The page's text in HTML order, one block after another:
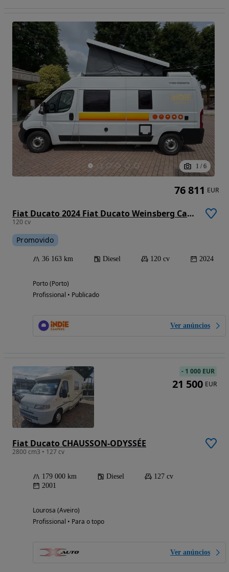
1 / 6
Fiat Ducato 2024 Fiat Ducato Weinsberg Carabus | Manual | Techo Elevable
120 cv
Promovido
36 163 km Diesel 120 cv 2024
Porto (Porto)
Profissional • Publicado
Ver anúncios
76 811 EUR
Fiat Ducato CHAUSSON-ODYSSÉE
2800 cm3 • 127 cv
179 000 km Diesel
127 cv
2001
Lourosa (Aveiro)
Profissional • Para o topo
Ver anúncios
- 1 000 EUR
21 500 EUR